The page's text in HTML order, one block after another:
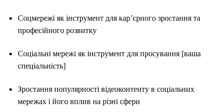
Соцмережі як інструмент для кар’єрного зростання та
професійного розвитку
Соціальні мережі як інструмент для просування [ваша
спеціальність]
Зростання популярності відеоконтенту в соціальних
мережах і його вплив на різні сфери